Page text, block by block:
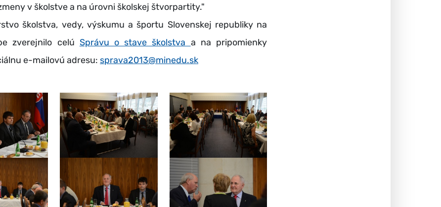
v školstve a na úrovni školskej štvorpartity."
školstva, vedy, výskumu a športu Slovenskej republiky na
zverejnilo celú Správu o stave školstva a na pripomienky
e-mailovú adresu: sprava2013@minedu.sk